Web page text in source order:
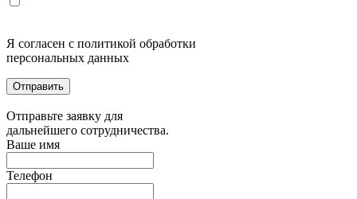
Я согласен с политикой обработки
персональных данных
Отправить
Отправьте заявку для
дальнейшего сотрудничества.
Ваше имя
Телефон